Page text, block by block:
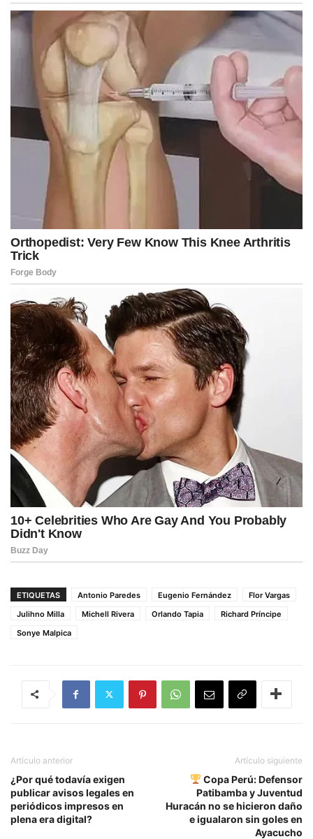
ETIQUETAS Antonio Paredes Eugenio Fernández
Flor Vargas
Julihno Milla
Michell Rivera Orlando Tapia
Richard Príncipe
Sonye Malpica
Artículo anterior
¿Por qué todavía exigen
publicar avisos legales en
periódicos impresos en
plena era digital?
Artículo siguiente
Copa Perú: Defensor
Patibamba y Juventud
Huracán no se hicieron daño
e igualaron sin goles en
Ayacucho